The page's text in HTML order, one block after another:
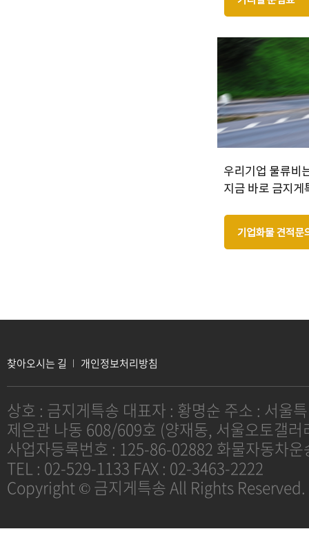
찾아오시는 길 개인정보처리방침
상호 : 금지게특송 대표자 : 황명순 주소 : 서울
제은관 나동 608/609호 (양재동, 서울오토갤러
사업자등록번호 : 125-86-02882 화물자동차
TEL : 02-529-1133 FAX : 02-3463-2222
Copyright © 금지게특송 All Rights Reserved.